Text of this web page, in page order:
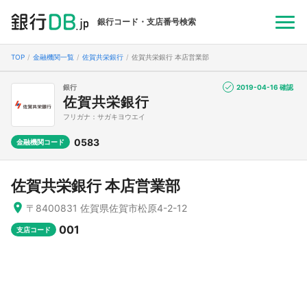
銀行コード・支店番号検索
TOP 金融機関一覧 佐賀共栄銀行 佐賀共栄銀行 本店営業部
銀行
佐賀共栄銀行
フリガナ：サガキヨウエイ
金融機関コード 0583
2019-04-16 確認
佐賀共栄銀行 本店営業部
〒8400831 佐賀県佐賀市松原4-2-12
支店コード 001